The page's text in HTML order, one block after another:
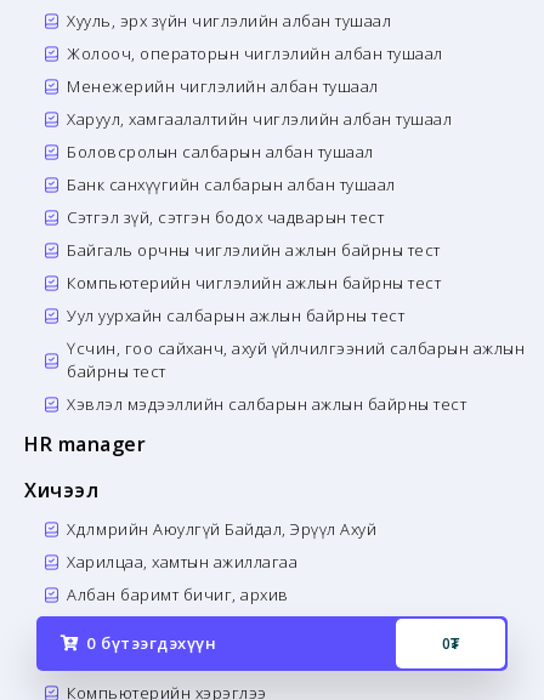
Хууль, эрх зүйн чиглэлийн албан тушаал
Жолооч, операторын чиглэлийн албан тушаал
Менежерийн чиглэлийн албан тушаал
Харуул, хамгаалалтийн чиглэлийн албан тушаал
Боловсролын салбарын албан тушаал
Банк санхүүгийн салбарын албан тушаал
Сэтгэл зүй, сэтгэн бодох чадварын тест
Байгаль орчны чиглэлийн ажлын байрны тест
Компьютерийн чиглэлийн ажлын байрны тест
Уул уурхайн салбарын ажлын байрны тест
Үсчин, гоо сайханч, ахуй үйлчилгээний салбарын ажлын
байрны тест
Хэвлэл мэдээллийн салбарын ажлын байрны тест
HR manager
Хичээл
Хөдөлмөрийн Аюулгүй Байдал, Эрүүл Ахуй
Харилцаа, хамтын ажиллагаа
Албан баримт бичиг, архив
Хүний нөөц, хөдөлмөрийн харилцаа
Компьютерийн хэрэглээ
0 бүтээгдэхүүн 0₮